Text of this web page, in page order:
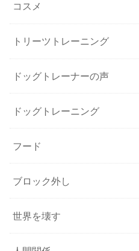
コスメ
トリーツトレーニング
ドッグトレーナーの声
ドッグトレーニング
フード
ブロック外し
世界を壊す